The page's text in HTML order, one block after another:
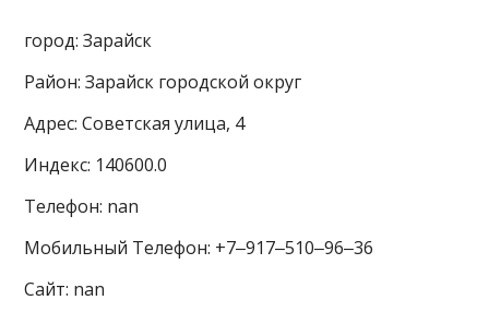
город: Зарайск
Район: Зарайск городской округ
Адрес: Советская улица, 4
Индекс: 140600.0
Телефон: nan
Мобильный Телефон: +7‒917‒510‒96‒36
Сайт: nan